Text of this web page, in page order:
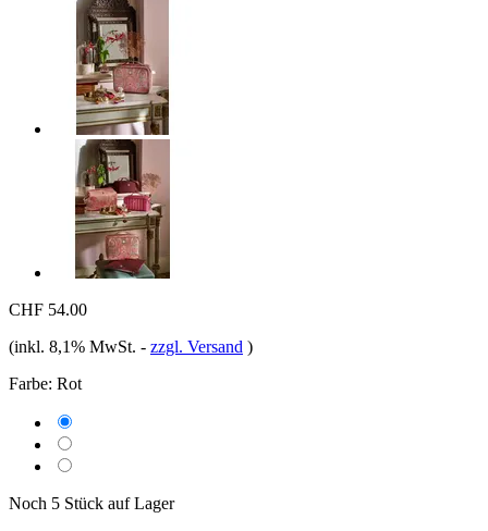
CHF 54.00
(inkl. 8,1% MwSt. - zzgl. Versand )
Farbe: Rot
Noch 5 Stück auf Lager